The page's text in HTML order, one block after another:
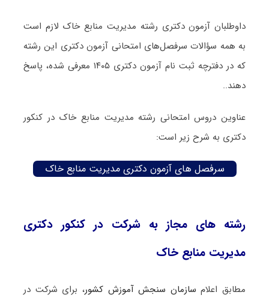
داوطلبان آزمون دکتری رشته مدیریت منابع خاک لازم است
به همه سؤالات سرفصل‌های امتحانی آزمون دکتری این رشته
که در دفترچه‌ ثبت نام آزمون دکتری ۱۴۰۵ معرفی شده، پاسخ
دهند..
عناوین دروس امتحانی رشته مدیریت منابع خاک در کنکور
دکتری به شرح زیر است:
سرفصل های آزمون دکتری مدیریت منابع خاک
رشته های مجاز به شرکت در کنکور دکتری
مدیریت منابع خاک
مطابق اعلام سازمان سنجش آموزش کشور، برای شرکت در